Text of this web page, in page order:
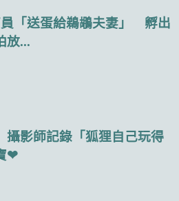
「送蛋給鵜鶘夫妻」 孵出
放...
影師記錄「狐狸自己玩得
❤